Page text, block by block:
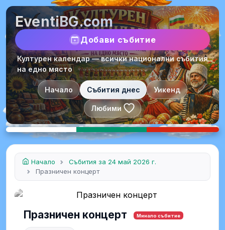
EventiBG.com
Добави събитие
Културен календар — всички национални събития
на едно място
Начало Събития днес Уикенд
Любими
Начало
Събития за 24 май 2026 г.
Празничен концерт
Празничен концерт Минало събитие